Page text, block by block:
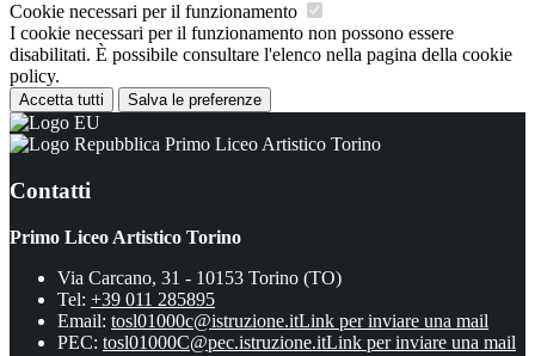
Cookie necessari per il funzionamento
I cookie necessari per il funzionamento non possono essere
disabilitati. È possibile consultare l'elenco nella pagina della cookie
policy.
Accetta tutti Salva le preferenze
Primo Liceo Artistico Torino
Contatti
Primo Liceo Artistico Torino
Via Carcano, 31 - 10153 Torino (TO)
Tel: +39 011 285895
Email: tosl01000c@istruzione.itLink per inviare una mail
PEC: tosl01000C@pec.istruzione.itLink per inviare una mail